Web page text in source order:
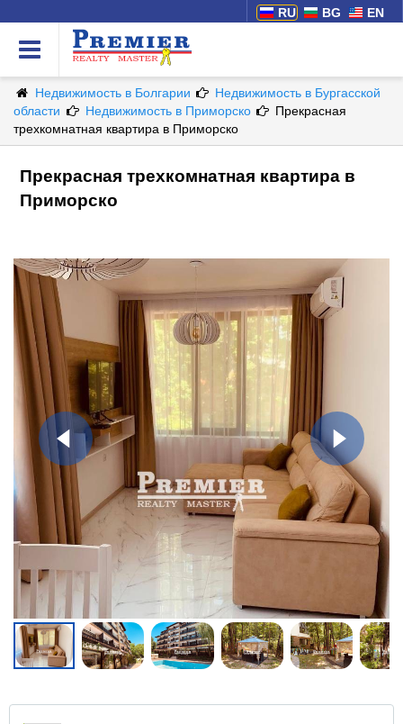
RU BG EN
Недвижимость в Болгарии
Недвижимость в Бургасской
области
Недвижимость в Приморско
Прекрасная
трехкомнатная квартира в Приморско
Прекрасная трехкомнатная квартира в
Приморско